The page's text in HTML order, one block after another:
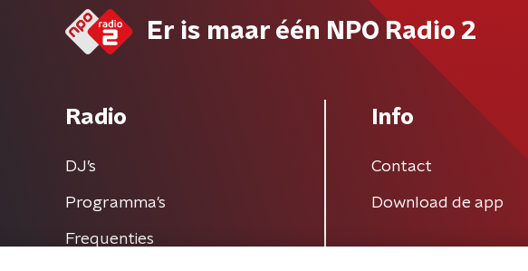
Er is maar één NPO Radio 2
Radio
DJ’s
Programma's
Frequenties
Info
Contact
Download de app